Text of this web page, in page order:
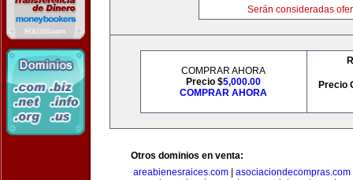
Serán consideradas
COMPRAR AHORA
Precio $5,000.00
COMPRAR AHORA
Precio
Otros dominios en venta:
areabienesraices.com| asociaciondecompras.com